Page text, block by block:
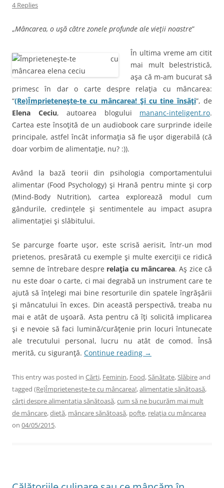
4 Replies
„Mâncarea, o uşă către zonele profunde ale vieţii noastre”
În ultima vreme am citit
mai mult belestristică,
aşa că m-am bucurat să
primesc în dar o carte despre relaţia cu mâncarea:
“(Re)Împrieteneşte-te cu mâncarea! Şi cu tine însăţi”, de
Elena Ceciu, autoarea blogului mananc-inteligent.ro.
Cartea este însoţită de un audiobook care surprinde ideile
principale, astfel încât informaţia să fie uşor digerabilă (că
doar vorbim de alimentaţie, nu? :)).
Având la bază teorii din psihologia comportamentului
alimentar (Food Psychology) şi Hrană pentru minte şi corp
(Mind-Body Nutrition), cartea explorează modul cum
gândurile, credinţele şi sentimentele au impact asupra
alimentaţiei şi slăbitului.
Se parcurge foarte uşor, este scrisă aerisit, într-un mod
prietenos, presărată cu exemple şi multe exerciţii ce ridică
semne de întrebare despre relaţia cu mâncarea. Aş zice că
nu este doar o carte, ci mai degrabă un instrument care te
ajută să înţelegi mai bine resorturile din spatele îngrăşării
şi mâncatului în exces. Din această perspectivă, treaba nu
mai e atât de uşoară. Asta pentru că îţi solicită implicarea
şi e nevoie să faci lumină/curăţenie prin locuri întunecate
ale trecutului personal, lucru nu atât de comod. Însă
merită, cu siguranţă. Continue reading →
This entry was posted in Cărţi, Feminin, Food,Sănătate,Slăbireand
tagged (Re)Împrieteneşte-te cu mâncarea!,alimentaţie sănătoasă,
cărţi despre alimentaţia sănătoasă,cum să ne bucurăm mai mult
de mâncare,dietă, mâncare sănătoasă, pofte, relaţia cu mâncarea
on 04/05/2015.